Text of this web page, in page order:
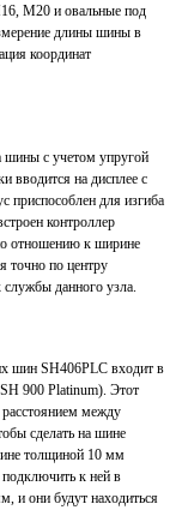
М20 и овальные под
длины шины в
координат
шины с учетом упругой
вводится на дисплее с
приспособлен для изгиба
контроллер
отношению к ширине
точно по центру
данного узла.
шин SH406PLC входит в
900 Platinum). Этот
расстоянием между
сделать на шине
толщиной 10 мм
к ней в
и они будут находиться